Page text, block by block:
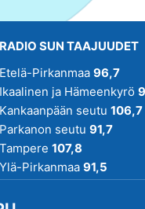
RADIO SUN TAAJUUDET
Etelä-Pirkanmaa 96,7
Ikaalinen ja Hämeenkyrö
Kankaanpään seutu 106,7
Parkanon seutu 91,7
Tampere 107,8
Ylä-Pirkanmaa 91,5
SUN on osa